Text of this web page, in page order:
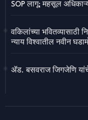
SOP लागू; महसूल
वकिलांच्या भवितव्यासाठी
न्याय विश्वातील नवीन
ॲड. बसवराज जिगजेणि